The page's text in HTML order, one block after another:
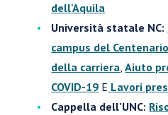
dell'Aquila
Università statale NC:
campus del Centenario
della carriera,Aiuto
COVID-19 E Lavori
Cappella dell'UNC: